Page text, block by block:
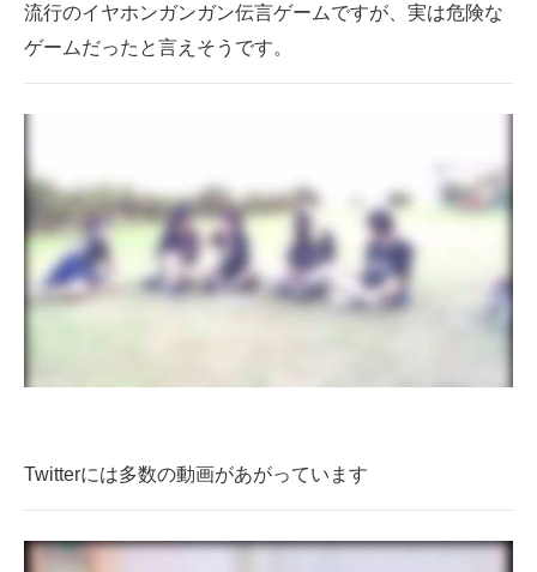
流行のイヤホンガンガン伝言ゲームですが、実は危険な
ゲームだったと言えそうです。
Twitterには多数の動画があがっています